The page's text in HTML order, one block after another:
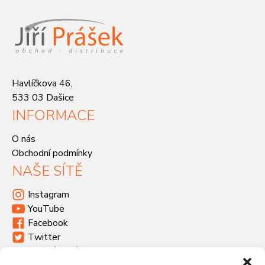
Havlíčkova 46,
533 03 Dašice
INFORMACE
O nás
Obchodní podmínky
NAŠE SÍTĚ
Instagram
YouTube
Facebook
Twitter